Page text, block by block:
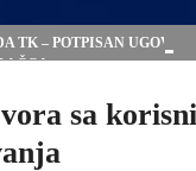
TK – POTPISAN
sa